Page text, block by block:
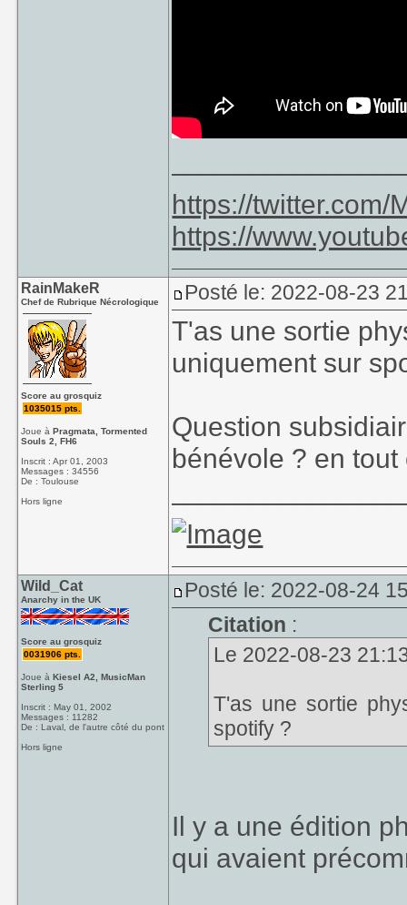
https://twitter.com/
https://
RainMakeR
Chef de Rubrique Nécrologique
Score au grosquiz
1035015 pts.
Joue àPragmata, Tormented
Souls 2, FH6
Inscrit : Apr 01, 2003
Messages : 34556
De : Toulouse
Hors ligne
Posté le: 2022-08-23
T'as une sortie
uniquement sur
Question
bénévole ? en
Wild_Cat
Anarchy in the UK
Score au grosquiz
0031906 pts.
Joue àKiesel A2, MusicMan
Sterling 5
Inscrit : May 01, 2002
Messages : 11282
De : Laval, de l'autre côté du pont
Hors ligne
Posté le: 2022-08-24
Citation :
Le 2022-08-23
T'as une sortie
spotify ?
Il y a une édition
qui avaient